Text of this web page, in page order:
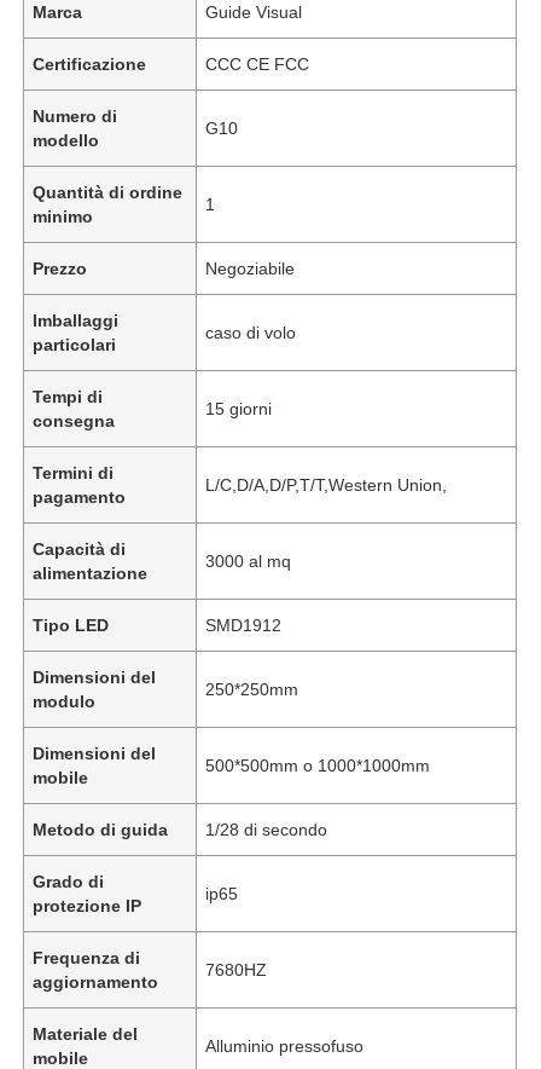
Marca Guide Visual
Certificazione CCC CE FCC
Numero di
modello
G10
Quantità di ordine
minimo
1
Prezzo Negoziabile
Imballaggi
particolari
caso di volo
Tempi di
consegna
15 giorni
Termini di
pagamento
L/C,D/A,D/P,T/T,Western Union,
Capacità di
alimentazione
3000 al mq
Tipo LED SMD1912
Dimensioni del
modulo
250*250mm
Dimensioni del
mobile
500*500mm o 1000*1000mm
Metodo di guida 1/28 di secondo
Grado di
protezione IP
ip65
Frequenza di
aggiornamento
7680HZ
Materiale del
mobile
Alluminio pressofuso